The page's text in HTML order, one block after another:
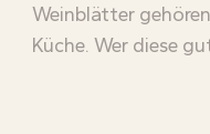
Weinblätter
Küche. Wer diese